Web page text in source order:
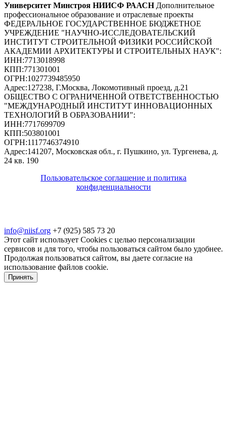
Университет Минстроя НИИСФ РААСН Дополнительное
профессиональное образование и отраслевые проекты
ФЕДЕРАЛЬНОЕ ГОСУДАРСТВЕННОЕ БЮДЖЕТНОЕ
УЧРЕЖДЕНИЕ "НАУЧНО-ИССЛЕДОВАТЕЛЬСКИЙ
ИНСТИТУТ СТРОИТЕЛЬНОЙ ФИЗИКИ РОССИЙСКОЙ
АКАДЕМИИ АРХИТЕКТУРЫ И СТРОИТЕЛЬНЫХ НАУК":
ИНН:7713018998
КПП:771301001
ОГРН:1027739485950
Адрес:127238, Г.Москва, Локомотивный проезд, д.21
ОБЩЕСТВО С ОГРАНИЧЕННОЙ ОТВЕТСТВЕННОСТЬЮ
"МЕЖДУНАРОДНЫЙ ИНСТИТУТ ИННОВАЦИОННЫХ
ТЕХНОЛОГИЙ В ОБРАЗОВАНИИ":
ИНН:7717699709
КПП:503801001
ОГРН:1117746374910
Адрес:141207, Московская обл., г. Пушкино, ул. Тургенева, д.
24 кв. 190
Пользовательское соглашение и политика
конфиденциальности
info@niisf.org +7 (925) 585 73 20
Этот сайт использует Cookies с целью персонализации
сервисов и для того, чтобы пользоваться сайтом было удобнее.
Продолжая пользоваться сайтом, вы даете согласие на
использование файлов cookie.
Принять